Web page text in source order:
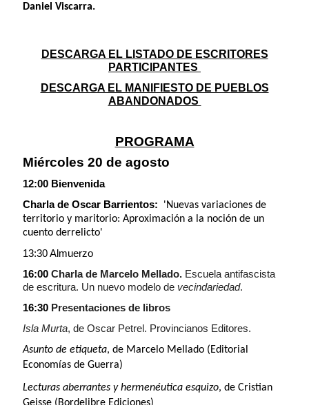
Daniel Viscarra.
DESCARGA EL LISTADO DE ESCRITORES
PARTICIPANTES
DESCARGA EL MANIFIESTO DE PUEBLOS
ABANDONADOS
PROGRAMA
Miércoles 20 de agosto
12:00 Bienvenida
Charla de Oscar Barrientos:
'Nuevas variaciones de
territorio y maritorio: Aproximación a la noción de un
cuento derrelicto'
13:30 Almuerzo
16:00 Charla de Marcelo Mellado. Escuela antifascista
de escritura. Un nuevo modelo de vecindariedad.
16:30 Presentaciones de libros
Isla Murta, de Oscar Petrel. Provincianos Editores.
Asunto de etiqueta, de Marcelo Mellado (Editorial
Economías de Guerra)
Lecturas aberrantes y hermenéutica esquizo, de Cristian